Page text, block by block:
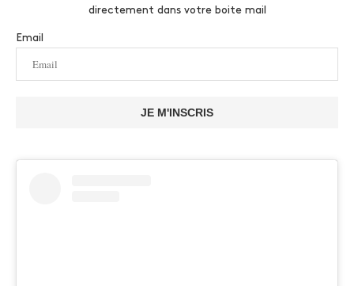
directement dans votre boite mail
Email
JE M'INSCRIS